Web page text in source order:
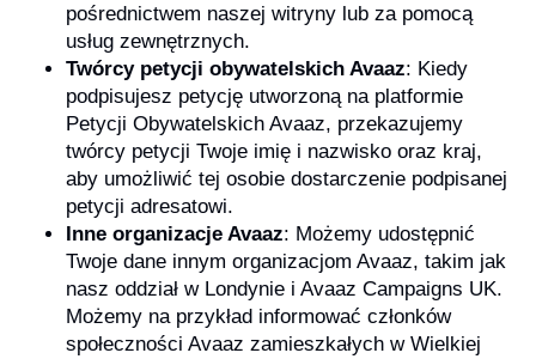
pośrednictwem naszej witryny lub za pomocą
usług zewnętrznych.
Twórcy petycji obywatelskich Avaaz: Kiedy
podpisujesz petycję utworzoną na platformie
Petycji Obywatelskich Avaaz, przekazujemy
twórcy petycji Twoje imię i nazwisko oraz kraj,
aby umożliwić tej osobie dostarczenie podpisanej
petycji adresatowi.
Inne organizacje Avaaz: Możemy udostępnić
Twoje dane innym organizacjom Avaaz, takim jak
nasz oddział w Londynie i Avaaz Campaigns UK.
Możemy na przykład informować członków
społeczności Avaaz zamieszkałych w Wielkiej